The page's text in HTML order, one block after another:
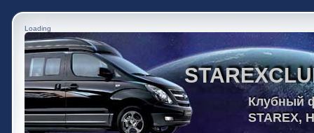
Loading
Клубный
STAREX,